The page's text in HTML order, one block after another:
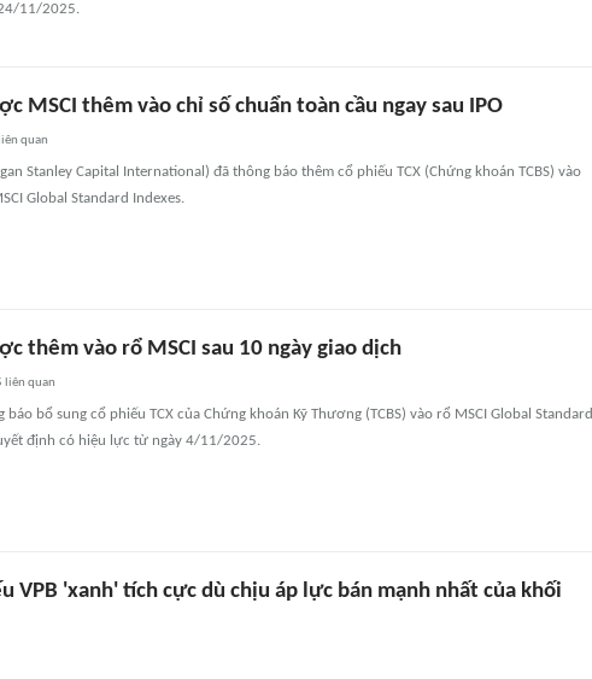
11/2025.
MSCI thêm vào chỉ số chuẩn toàn cầu ngay sau IPO
liên quan
Stanley Capital International) đã thông báo thêm cổ phiếu TCX (Chứng khoán TCBS) vào
Global Standard Indexes.
thêm vào rổ MSCI sau 10 ngày giao dịch
liên quan
báo bổ sung cổ phiếu TCX của Chứng khoán Kỹ Thương (TCBS) vào rổ MSCI Global Standard
định có hiệu lực từ ngày 4/11/2025.
VPB 'xanh' tích cực dù chịu áp lực bán mạnh nhất của khối